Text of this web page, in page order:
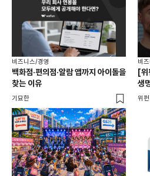
비즈니스/경영
백화점·편의점·알람 앱까지 아이돌을
찾는 이유
기묘한
비
[
생
일
위펀